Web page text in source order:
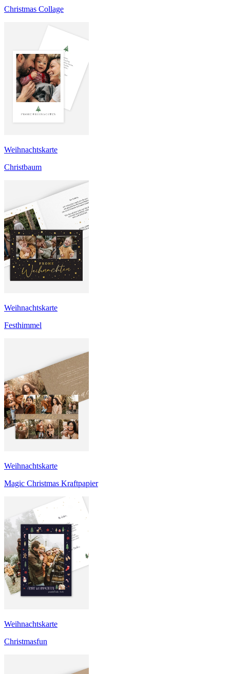
Christmas Collage
Weihnachtskarte
Christbaum
Weihnachtskarte
Festhimmel
Weihnachtskarte
Magic Christmas Kraftpapier
Weihnachtskarte
Christmasfun